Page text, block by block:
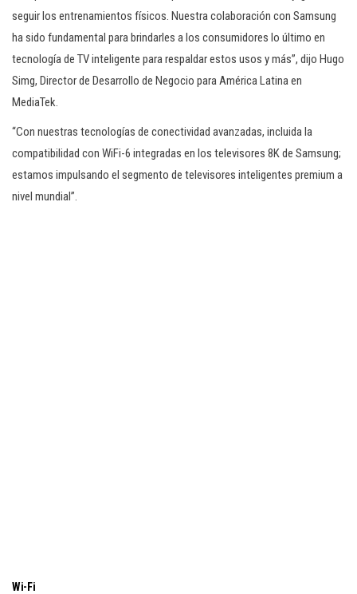
seguir los entrenamientos físicos. Nuestra colaboración con Samsung
ha sido fundamental para brindarles a los consumidores lo último en
tecnología de TV inteligente para respaldar estos usos y más”, dijo Hugo
Simg, Director de Desarrollo de Negocio para América Latina en
MediaTek.
“Con nuestras tecnologías de conectividad avanzadas, incluida la
compatibilidad con WiFi-6 integradas en los televisores 8K de Samsung;
estamos impulsando el segmento de televisores inteligentes premium a
nivel mundial”.
Wi-Fi